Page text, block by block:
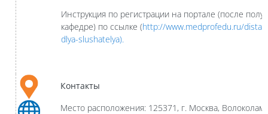
Инструкция по регистрации на портале (после
кафедре) по ссылке (http://www.medprofedu.ru/
dlya-slushatelya).
Контакты
Место расположения: 125371, г. Москва,